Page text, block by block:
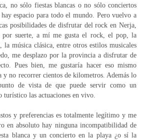
no sólo fiestas blancas o no sólo conciertos
espacio para todo el mundo. Pero vuelvo a
posibilidades de disfrutar del rock en Nerja,
por suerte, a mí me gusta el rock, el pop, la
la música clásica, entre otros estilos musicales
me desplazo por la provincia a disfrutar de
Pues bien, me gustaría hacer eso mismo
y no recorrer cientos de kilometros. Además lo
de vista de que puede servir como un
turístico las actuaciones en vivo.
y preferencias es totalmente legítimo y me
en absoluto hay ninguna incompatibilidad de
blanca y un concierto en la playa ¿o sí la